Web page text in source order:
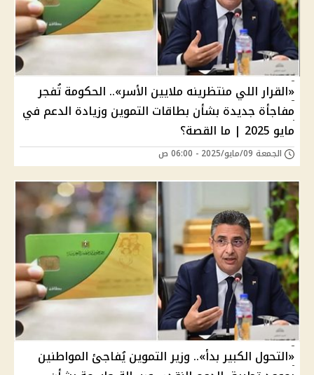
«القرار اللي منتظرينه ملايين الأسر».. الحكومة تُفجر
مفاجأة جديدة بشأن بطاقات التموين وزيادة الدعم في
مايو 2025 | ما القصة؟
الجمعة 09/مايو/2025 - 06:00 ص
«التحول الكبير بدأ».. وزير التموين يُفاجئ المواطنين